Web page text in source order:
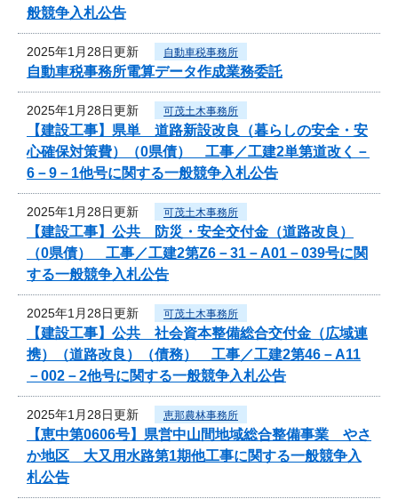
般競争入札公告
2025年1月28日更新 自動車税事務所
自動車税事務所電算データ作成業務委託
2025年1月28日更新 可茂土木事務所
【建設工事】県単 道路新設改良（暮らしの安全・安
心確保対策費）（0県債） 工事／工建2単第道改く－
6－9－1他号に関する一般競争入札公告
2025年1月28日更新 可茂土木事務所
【建設工事】公共 防災・安全交付金（道路改良）
（0県債） 工事／工建2第Z6－31－A01－039号に関
する一般競争入札公告
2025年1月28日更新 可茂土木事務所
【建設工事】公共 社会資本整備総合交付金（広域連
携）（道路改良）（債務） 工事／工建2第46－A11
－002－2他号に関する一般競争入札公告
2025年1月28日更新 恵那農林事務所
【恵中第0606号】県営中山間地域総合整備事業 やさ
か地区 大又用水路第1期他工事に関する一般競争入
札公告